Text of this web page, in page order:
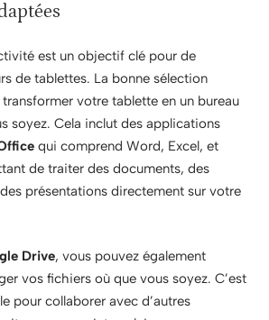
est un objectif clé pour de
de tablettes. La bonne sélection
votre tablette en un bureau
soyez. Cela inclut des applications
qui comprend Word, Excel, et
de traiter des documents, des
présentations directement sur votre
Drive, vous pouvez également
vos fichiers où que vous soyez. C’est
pour collaborer avec d’autres